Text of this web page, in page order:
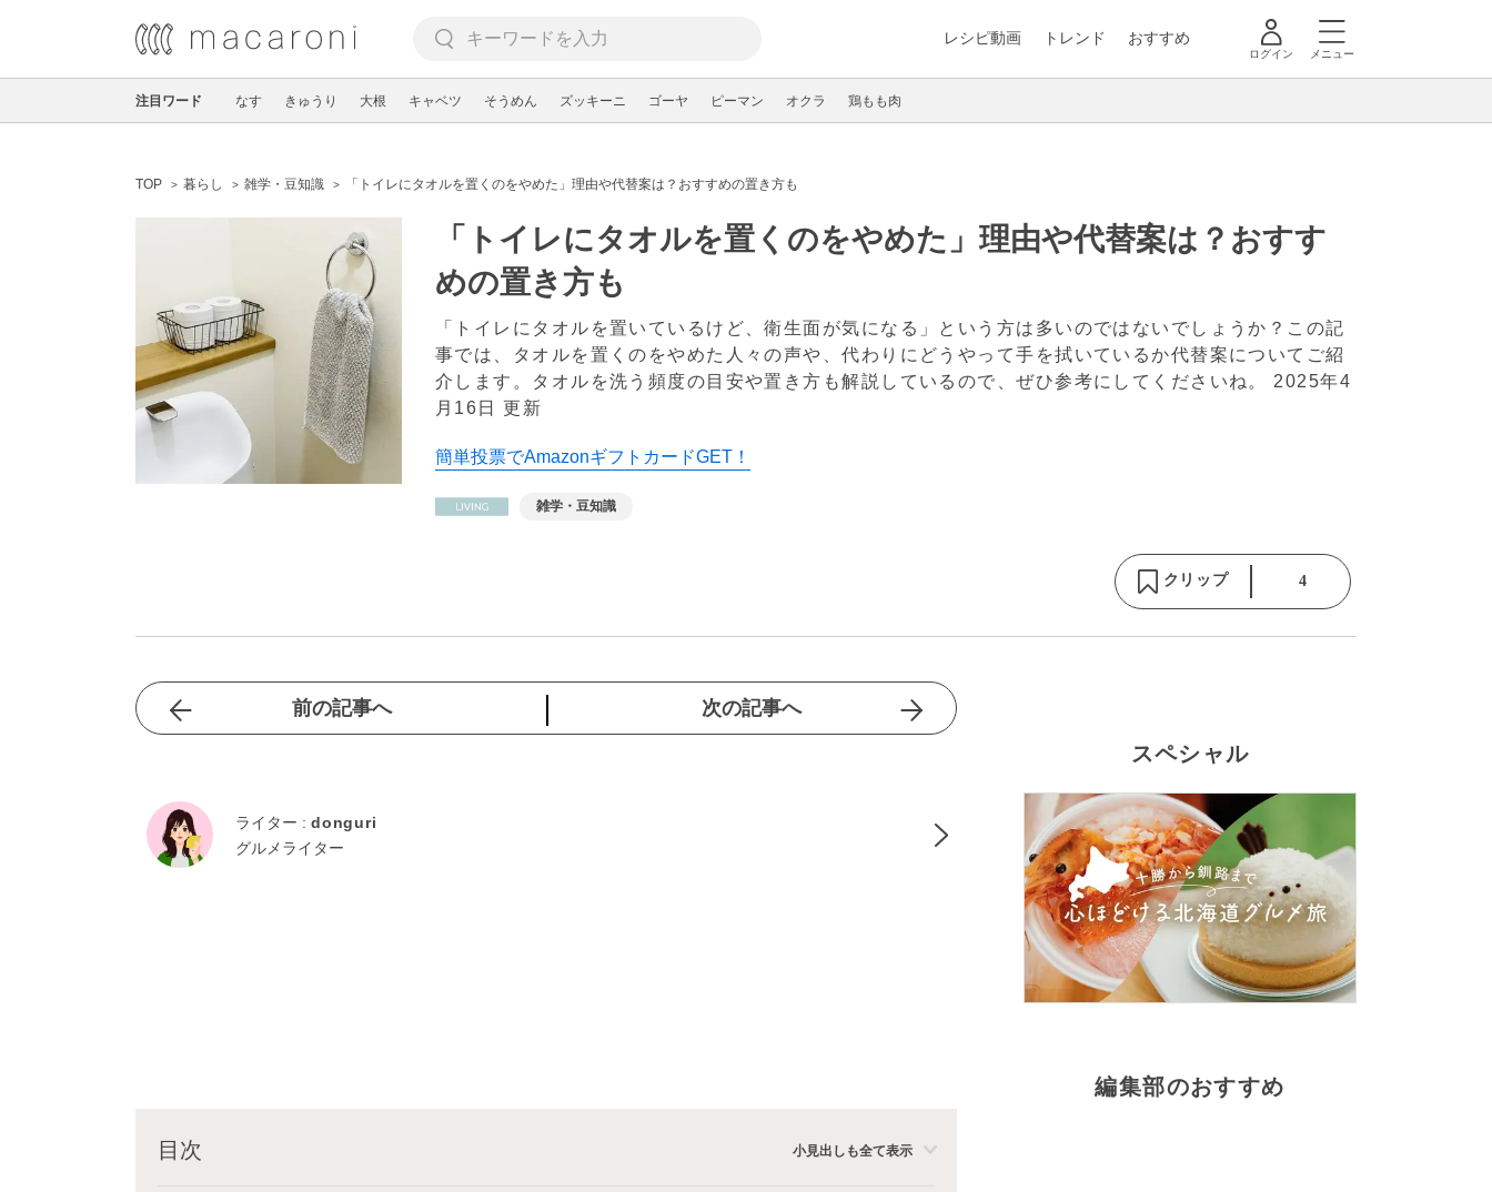
レシピ動画 トレンド おすすめ
ログイン メニュー
注目ワード なす きゅうり 大根 キャベツ そうめん ズッキーニ ゴーヤ ピーマン オクラ 鶏もも肉
TOP 暮らし 雑学・豆知識 「トイレにタオルを置くのをやめた」理由や代替案は？おすすめの置き方も
「トイレにタオルを置くのをやめた」理由や代替案は？おすす
めの置き方も
「トイレにタオルを置いているけど、衛生面が気になる」という方は多いのではないでしょうか？この記
事では、タオルを置くのをやめた人々の声や、代わりにどうやって手を拭いているか代替案についてご紹
介します。タオルを洗う頻度の目安や置き方も解説しているので、ぜひ参考にしてくださいね。 2025年4
月16日 更新
簡単投票でAmazonギフトカードGET！
雑学・豆知識
クリップ 4
前の記事へ 次の記事へ
ライター : donguri
グルメライター
目次 小見出しも全て表示
スペシャル
編集部のおすすめ